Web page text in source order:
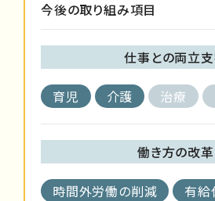
今後の取り組み項目
仕事との両立
育児 介護 治療
働き方の改革
時間外労働の削減
有給